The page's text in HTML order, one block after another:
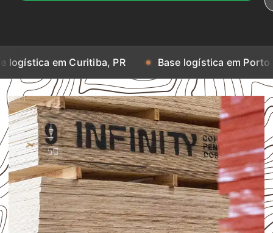
em Curitiba, PR Base logística em Porto Alegre,